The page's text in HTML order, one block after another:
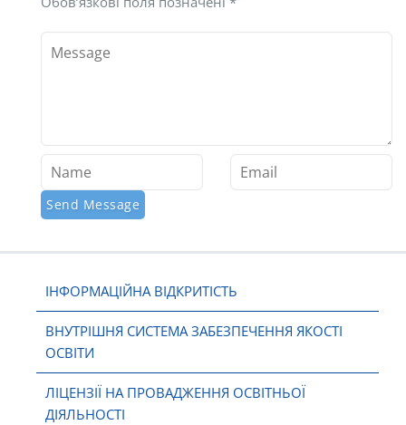
ІНФОРМАЦІЙНА ВІДКРИТІСТЬ
ВНУТРІШНЯ СИСТЕМА ЗАБЕЗПЕЧЕННЯ ЯКОСТІ
ОСВІТИ
ЛІЦЕНЗІЇ НА ПРОВАДЖЕННЯ ОСВІТНЬОЇ
ДІЯЛЬНОСТІ